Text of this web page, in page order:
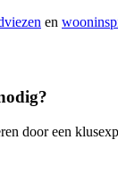
en
door een